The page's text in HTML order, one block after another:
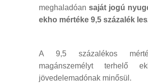
meghaladóan saját jogú
ekho mértéke 9,5 százalék
A 9,5 százalékos
magánszemélyt terhelő
jövedelemadónak minősül.